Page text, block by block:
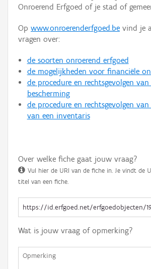
Aanmelden
Onroerend Erfgoed of je stad of
Op www.onroerenderfgoed.be vind je
vragen over:
de soorten onroerend erfgoed
de mogelijkheden voor financiële
de procedure en rechtsgevolgen van
bescherming
de procedure en rechtsgevolgen
van een inventaris
Over welke fiche gaat jouw vraag?
Vul hier de URI van de fiche in. Je vindt de
titel van een fiche.
Wat is jouw vraag of opmerking?